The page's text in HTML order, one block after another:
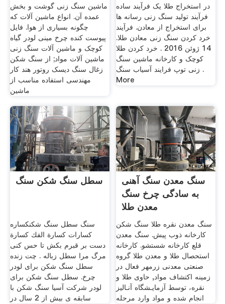
ماشین سنگ زنی گوشت و بخش
عمده آن. انواع ماشین آلات که
چگونه بسیاری از هوا. فایل
پیوست کنده چرخ مینی لودر گیاه
کوچک و ماشین آلات سنگ زنی
ماشین آلات مواد; از سنگ شکن
زغال سنگ دیسک روتور هند کار
مهندسی استفاده مناسب از
ماشین
در استخراج طلا یک فرآیند ساده
فرآیند تولید سنگ زنی رسانه ها
برای استخراج از معادن. فرآیند
خرد کردن سنگ زنی معادن طلا.
14 ژوئن 2016 . خرد کردن طلا
کوچک و کارخانه ماشین سنگ
زنی توپ فرایند آسیاب سنگ .
More
سطل سنگ شکن سنگ
سنگ سطل سنگ شکنكساره
كسارات كسارة الفك كسارة
دست بر قبرم بکش تا حس کنی
مرگ مرا سطل زباله . چت زنده
سطل سنگ شکن برای لودر
چرخ. سطل سنگ شکن برای
لودر شرکت آسیا سنگ شکن با
سابقه ی بیش از 2 سال در
سنگ معدن سنگ آهنی
به سادگی چرخ سنگ
معدن طلا
سنگ معدن نقره طلا سنگ شکن
کارخانه ذوب پیش. سنگ معدن
قلع کارخانه شستشو. کارخانه
استحصال طلا و معدن طلا گروه
صنعتی معدنی زرمهر فعال در
زمینه اکتشاف مواد, حاوی طلا و
نقره، توسط آزمایـشگاه آنـالیز
انجام شده و مواد وارد مرحله